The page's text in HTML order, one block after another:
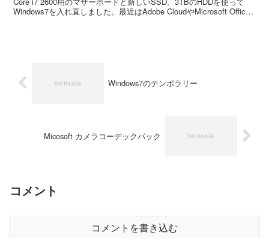
Windows7を入れ直しました。最近はAdobe CloudやMicrosoft Office
Windows7のテンポラリー
Micosoft カメラコーデックパック
コメント
コメントを書き込む